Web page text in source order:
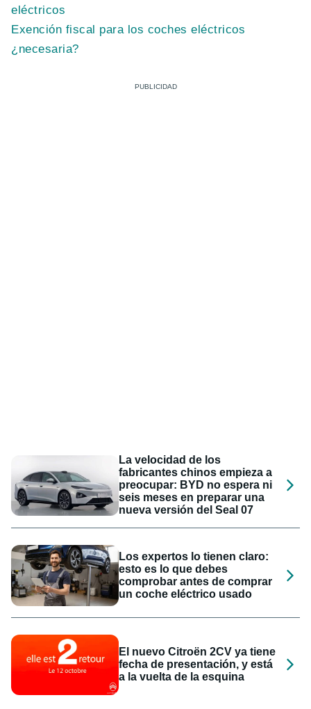
eléctricos
Exención fiscal para los coches eléctricos
¿necesaria?
La velocidad de los
fabricantes chinos empieza a
preocupar: BYD no espera ni
seis meses en preparar una
nueva versión del Seal 07
Los expertos lo tienen claro:
esto es lo que debes
comprobar antes de comprar
un coche eléctrico usado
El nuevo Citroën 2CV ya tiene
fecha de presentación, y está
a la vuelta de la esquina